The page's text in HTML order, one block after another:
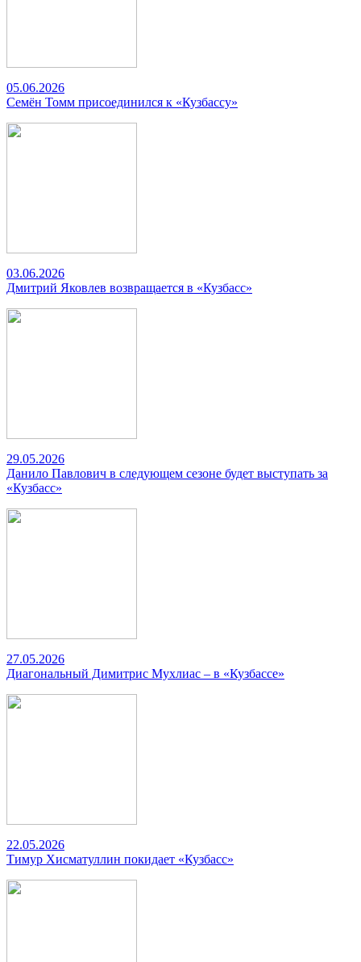
05.06.2026
Семён Томм присоединился к «Кузбассу»
03.06.2026
Дмитрий Яковлев возвращается в «Кузбасс»
29.05.2026
Данило Павлович в следующем сезоне будет выступать за
«Кузбасс»
27.05.2026
Диагональный Димитрис Мухлиас – в «Кузбассе»
22.05.2026
Тимур Хисматуллин покидает «Кузбасс»